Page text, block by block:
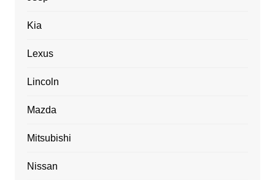
Kia
Lexus
Lincoln
Mazda
Mitsubishi
Nissan